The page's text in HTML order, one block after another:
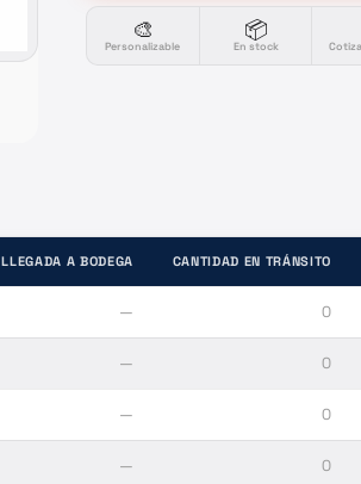
🎨
Personalizable
📦
En stock
LLEGADA A BODEGA CANTIDAD EN TRÁNSITO
— 0
— 0
— 0
— 0